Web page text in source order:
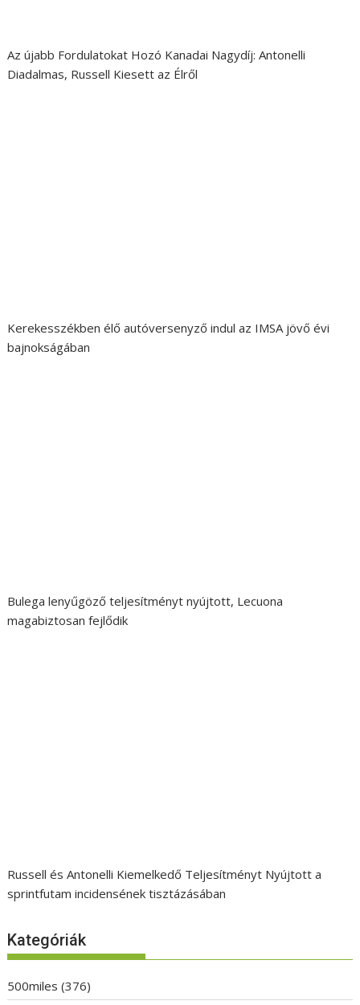
Az újabb Fordulatokat Hozó Kanadai Nagydíj: Antonelli
Diadalmas, Russell Kiesett az Élről
Kerekesszékben élő autóversenyző indul az IMSA jövő évi
bajnokságában
Bulega lenyűgöző teljesítményt nyújtott, Lecuona
magabiztosan fejlődik
Russell és Antonelli Kiemelkedő Teljesítményt Nyújtott a
sprintfutam incidensének tisztázásában
Kategóriák
500miles (376)